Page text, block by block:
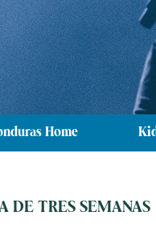
Home
DE TRES SEMANAS